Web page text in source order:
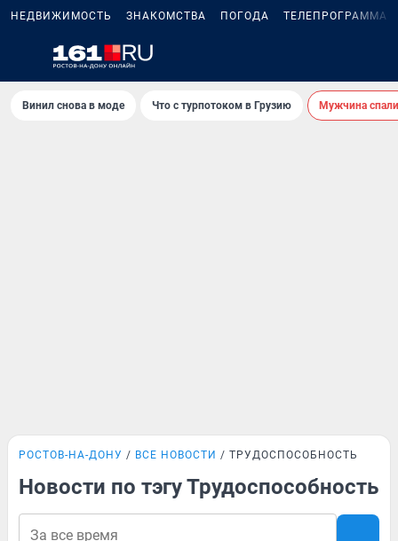
НЕДВИЖИМОСТЬ ЗНАКОМСТВА ПОГОДА ТЕЛЕПРОГРАММА
Винил снова в моде Что с турпотоком в Грузию Мужчина
РОСТОВ-НА-ДОНУ ВСЕ НОВОСТИ ТРУДОСПОСОБНОСТЬ
Новости по тэгу Трудоспособность